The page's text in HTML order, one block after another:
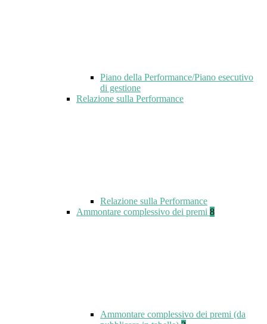
Piano della Performance/Piano esecutivo
di gestione
Relazione sulla Performance
Relazione sulla Performance
Ammontare complessivo dei premi 8
Ammontare complessivo dei premi (da